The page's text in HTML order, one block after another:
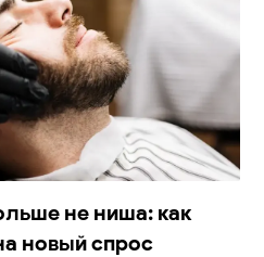
не ниша: как
новый спрос